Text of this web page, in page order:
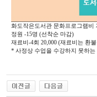
화도작은도서관 문화프로그램비
정원 -15명 (선착순 마감)
재료비-4회 20,000 (재료비는 환
* 사정상 수업을 수강하지 못하